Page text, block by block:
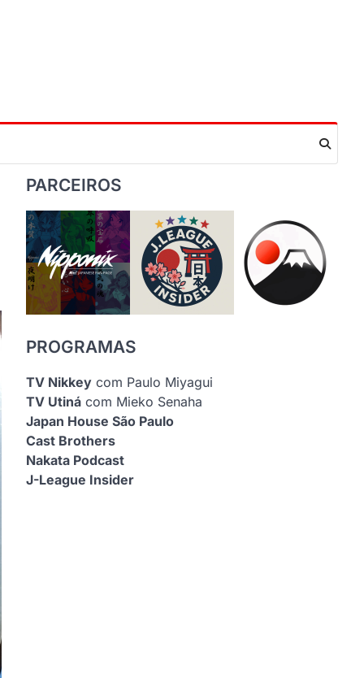
PARCEIROS
PROGRAMAS
TV Nikkey com Paulo Miyagui
TV Utiná com Mieko Senaha
Japan House São Paulo
Cast Brothers
Nakata Podcast
J-League Insider